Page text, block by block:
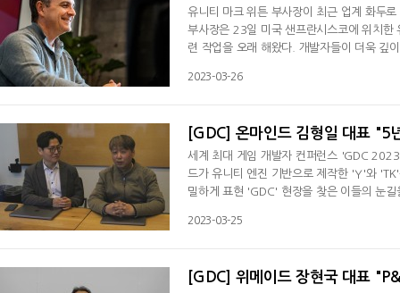
유니티 마크 위튼 부사장이 최근 업계 화두
부사장은 23일 미국 샌프란시스코에 위치한
련 작업을 오래 해왔다. 개발자들이 더욱 깊
개발을 위한 AI 기술 개발에 힘쓰고 있음을
2023-03-26
[GDC] 온마인드 김형일 대표 "5
세계 최대 게임 개발자 컨퍼런스 'GDC
드가 유니티 엔진 기반으로 제작한 'Y'와
밀하게 표현 'GDC' 현장을 찾은 이들의 눈
만났다. 김형일 대표는 "유니티 디지털 휴먼
2023-03-25
[GDC] 위메이드 장현국 대표